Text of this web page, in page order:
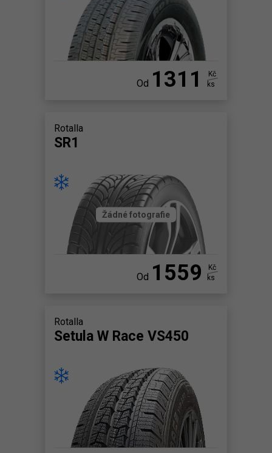
Od 1311
Kč
ks
Rotalla
SR1
Žádné fotografie
Od 1559
Kč
ks
Rotalla
Setula W Race VS450